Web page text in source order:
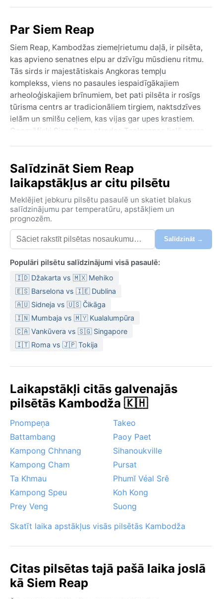
Par Siem Reap
Siem Reap, Kambodžas ziemeļrietumu daļā, ir pilsēta,
kas apvieno senatnes elpu ar dzīvīgu mūsdienu ritmu.
Tās sirds ir majestātiskais Angkoras tempļu
komplekss, viens no pasaules iespaidīgākajiem
arheoloģiskajiem brīnumiem, bet pati pilsēta ir rosīgs
tūrisma centrs ar tradicionāliem tirgiem, naktsdzīves
ielām un smilšu ceļiem, kas vijas gar upes krastiem.
Ģeogrāfiski Siem Reap atrodas Tonlesapas lielā ezera
Klimats pieder tropu savannu tipam (Kēpena Aw), un
tas nozīmē, ka visu gadu ir karsti. Gada vidējā
temperatūra svārstās ap 28 °C, un mitrums bieži
pārsniedz 80%. Sausā sezona ilgst no novembra līdz
aprīlim – tad dienas ir karstas un saulainas, bet naktis
vēsākas. Lietus sezona no maija līdz oktobrim atnes
stiprus, bet īsus tropu lietusgāzes, kas piesātina gaisu
Viegls, elpojošs apģērbs no kokvilnas, cepure,
saulesbrilles, kā arī ūdensnecaurlaidīgs apmetnis
lietus sezonai. Sausajā laikā noderēs arī viegla jaka
gaisa kondicionētajos transportlīdzekļos.
Labākais laiks apmeklējumam ir no novembra līdz
februārim – tad temperatūra ir vispatīkamākā, mazāk
lietus un mazāks mitrums. Marts un aprīlis ir
sezonā, īpaši septembrī un oktobrī, var būt spēcīgas
ir arī laiks, kad daba ir vissulīgākā. Trokšņaini musonu
vēji nereti skar reģionu, bet cikloni šeit ir reti. Pilsētas
ūdens līmenis mainās līdz pat pieciem metriem starp
sezonām, veidojot unikālu plūstošu ainavu.
Salīdzināt Siem Reap
laikapstākļus ar citu pilsētu
Meklējiet jebkuru pilsētu pasaulē un skatiet blakus
salīdzinājumu par temperatūru, apstākļiem un
prognozēm.
Salīdzināt →
Populāri pilsētu salīdzinājumi visā pasaulē:
🇮🇩 Džakarta vs 🇲🇽 Mehiko
🇪🇸 Barselona vs 🇮🇪 Dublina
🇦🇺 Sidneja vs 🇺🇸 Čikāga
🇮🇳 Mumbaja vs 🇲🇾 Kualalumpūra
🇨🇦 Vankūvera vs 🇸🇬 Singapore
🇮🇹 Roma vs 🇯🇵 Tokija
Laikapstākļi citās galvenajās
pilsētās Kambodža 🇰🇭
Pnompeņa
Takeo
Battambang
Paoy Paet
Kampong Chhnang
Sihanoukville
Kampong Cham
Pursat
Ta Khmau
Phumĭ Véal Srê
Kampong Speu
Koh Kong
Prey Veng
Suong
Skatīt laika apstākļus visās pilsētās Kambodža
Citas pilsētas tajā pašā laika joslā
kā Siem Reap